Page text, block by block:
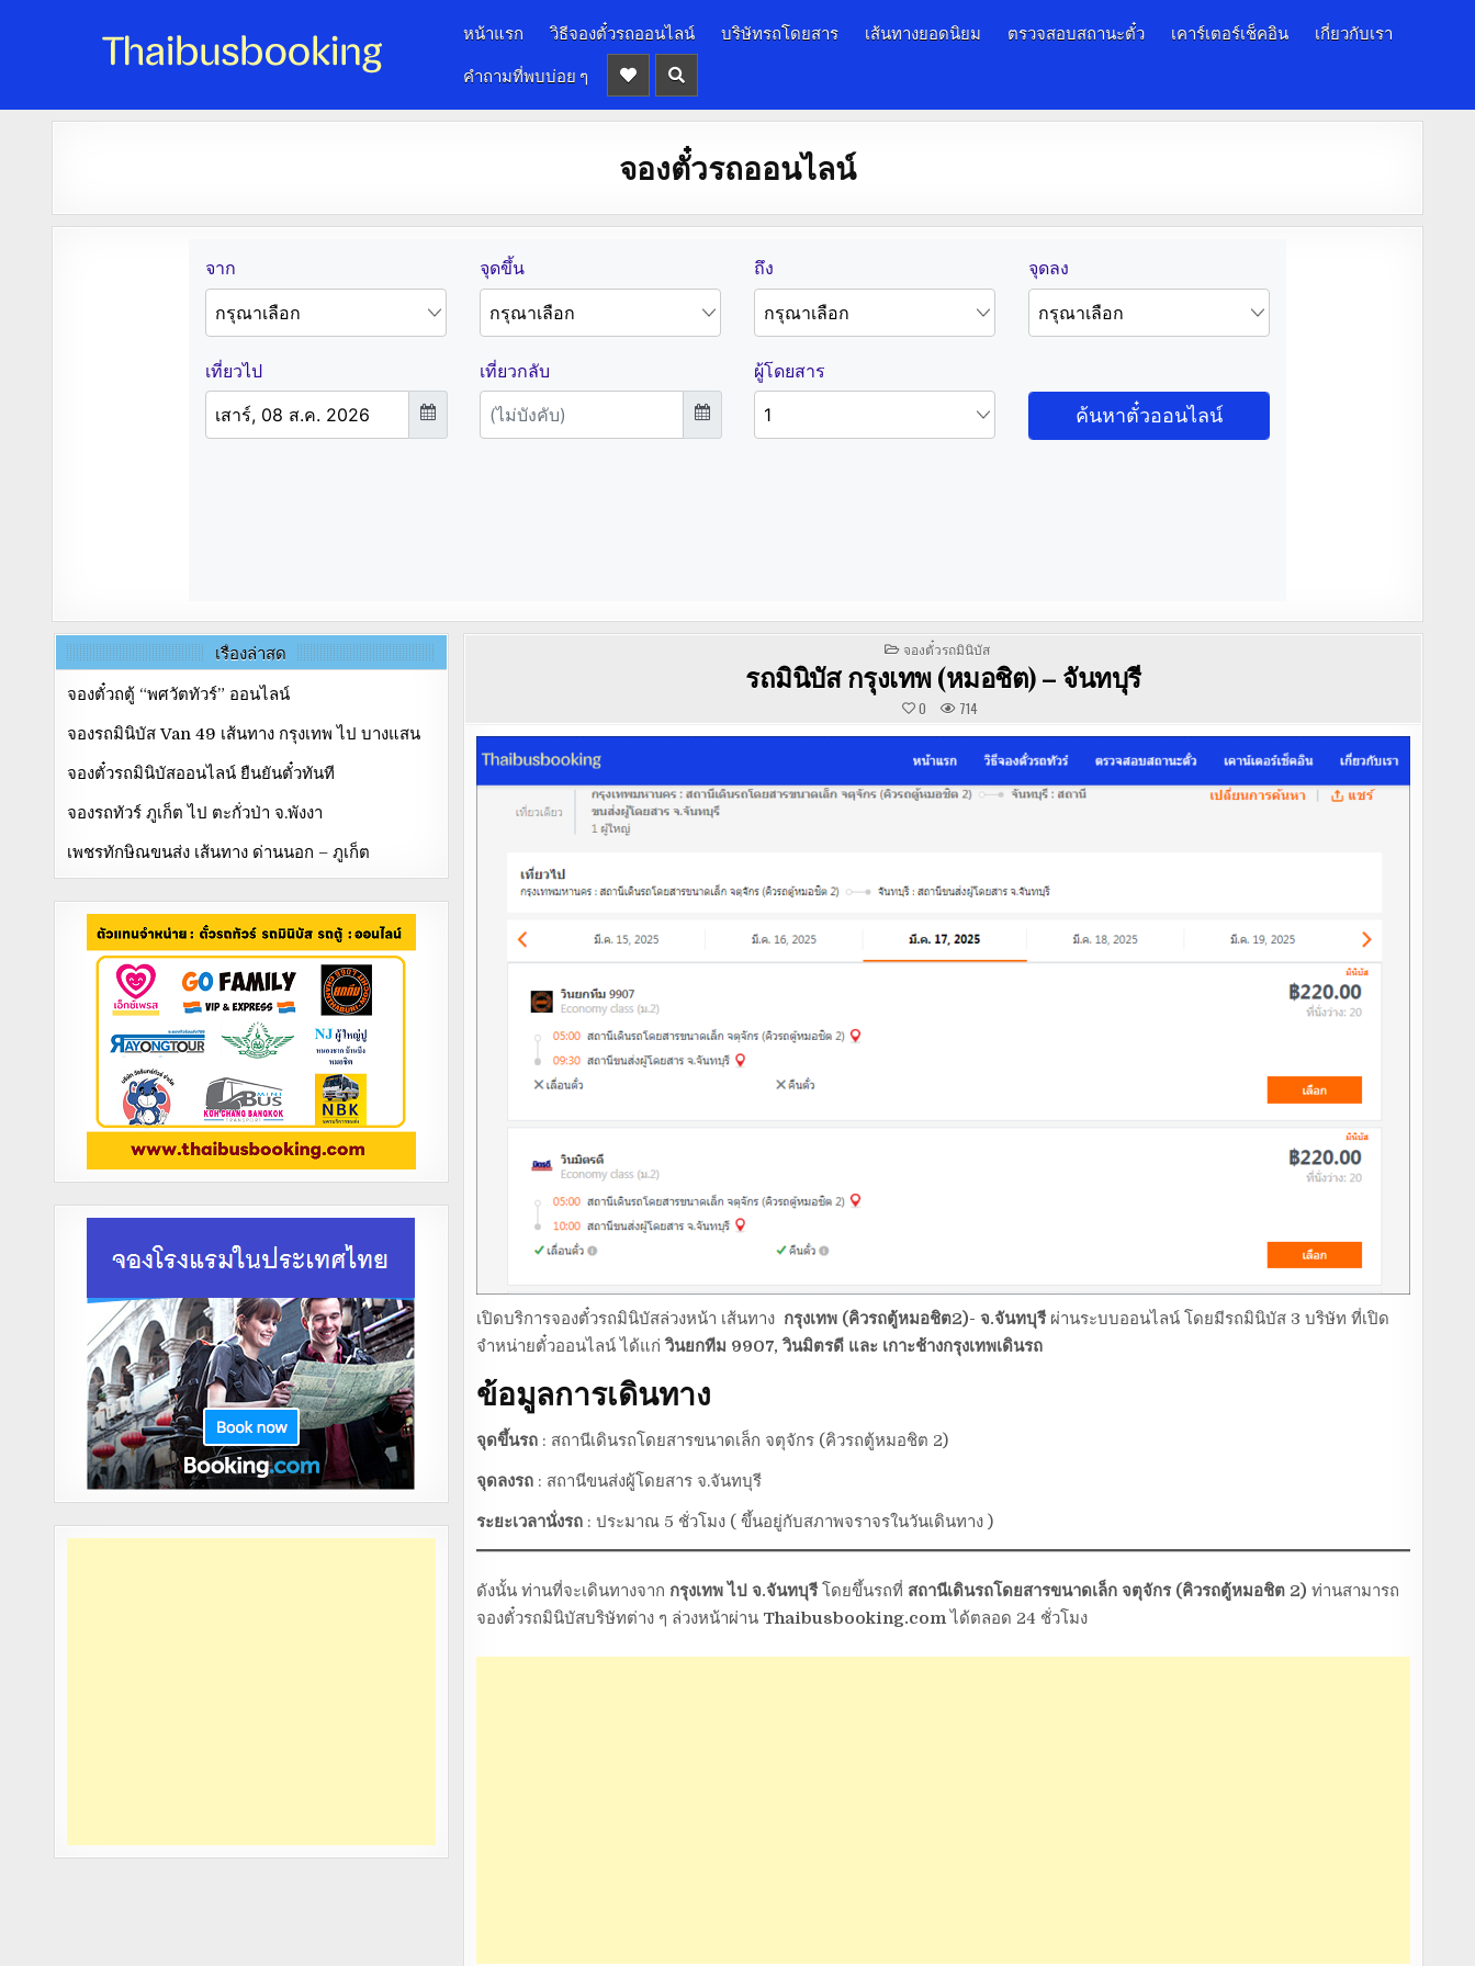
จองตั๋วรถออนไลน์ 24 ชั่วโมง
หน้าแรก วิธีจองตั๋วรถออนไลน์ บริษัทรถโดยสาร เส้นทางยอดนิยม ตรวจสอบสถานะตั๋ว เคาร์เตอร์เช็คอิน
เกี่ยวกับเรา
คำถามที่พบบ่อย ๆ
จองตั๋วรถออนไลน์
POSTED
IN
จองตั๋วรถมินิบัส
รถมินิบัส กรุงเทพ (หมอชิต) – จันทบุรี
0 714
เปิดบริการจองตั๋วรถมินิบัสล่วงหน้า เส้นทาง กรุงเทพ (คิวรถตู้หมอชิต2)- จ.จันทบุรีผ่านระบบออนไลน์ โดยมีรถมินิบัส 3 บริษัท ที่เปิด
จำหน่ายตั๋วออนไลน์ ได้แก่วินยกทีม 9907, วินมิตรดี และ เกาะช้างกรุงเทพเดินรถ
ข้อมูลการเดินทาง
จุดขึ้นรถ : สถานีเดินรถโดยสารขนาดเล็ก จตุจักร (คิวรถตู้หมอชิต 2)
จุดลงรถ: สถานีขนส่งผู้โดยสาร จ.จันทบุรี
ระยะเวลานั่งรถ: ประมาณ 5 ชั่วโมง ( ขึ้นอยู่กับสภาพจราจรในวันเดินทาง )
ดังนั้น ท่านที่จะเดินทางจาก กรุงเทพ ไป จ.จันทบุรีโดยขึ้นรถที่ สถานีเดินรถโดยสารขนาดเล็ก จตุจักร (คิวรถตู้หมอชิต 2) ท่านสามารถ
จองตั๋วรถมินิบัสบริษัทต่าง ๆ ล่วงหน้าผ่าน Thaibusbooking.comได้ตลอด 24 ชั่วโมง
เรื่องล่าสุด
จองตั๋วถตู้ “พศวัตทัวร์” ออนไลน์
จองรถมินิบัส Van 49 เส้นทาง กรุงเทพ ไป บางแสน
จองตั๋วรถมินิบัสออนไลน์ ยืนยันตั๋วทันที
จองรถทัวร์ ภูเก็ต ไป ตะกั่วป่า จ.พังงา
เพชรทักษิณขนส่ง เส้นทาง ด่านนอก – ภูเก็ต